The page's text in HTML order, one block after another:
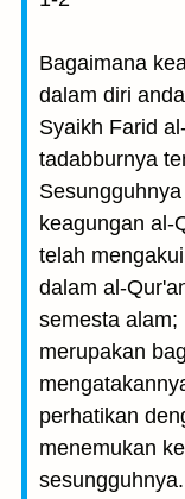
Bagaimana
dalam diri
Syaikh Farid
tadabburnya
keagungan al-
telah
dalam al-
semesta alam;
merupakan
perhatikan
menemukan